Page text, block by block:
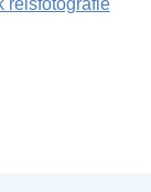
reisfotografie